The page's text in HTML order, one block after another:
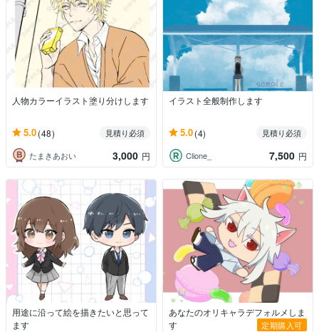
人物カラーイラスト塗り分けします
5.0(48)
見積り必須
たまきあおい
3,000 円
イラスト全般制作します
5.0(4)
見積り必須
Clione_
7,500 円
用途に沿って絵を描きたいと思って
ます
あなたのオリキャラデフォルメしま
す
定期購入可